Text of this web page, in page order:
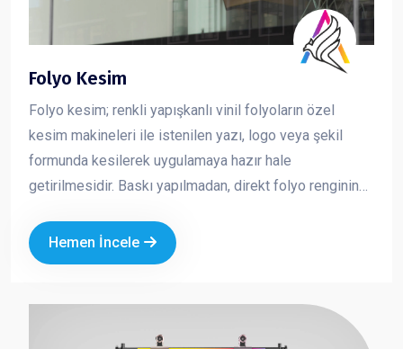
Folyo Kesim
Folyo kesim; renkli yapışkanlı vinil folyoların özel
kesim makineleri ile istenilen yazı, logo veya şekil
formunda kesilerek uygulamaya hazır hale
getirilmesidir. Baskı yapılmadan, direkt folyo renginin
görünüm sunar. Özellikle cam, vitrin, araç ve tabela
uygulamalarında tercih edilen folyo kesim, markanızın
Hemen İncele